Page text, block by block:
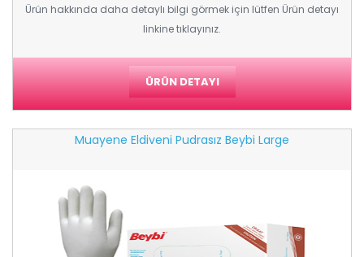
Ürün hakkında daha detaylı bilgi görmek için lütfen Ürün detayı
linkine tıklayınız.
ÜRÜN DETAYI
Muayene Eldiveni Pudrasız Beybi Large